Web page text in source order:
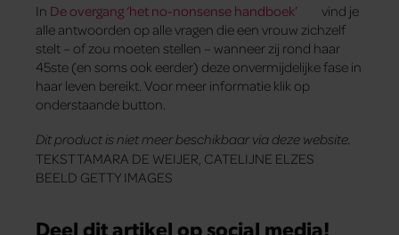
In De overgang ‘het no-nonsense handboek’
vind je
alle antwoorden op alle vragen die een vrouw zichzelf
stelt – of zou moeten stellen – wanneer zij rond haar
45ste (en soms ook eerder) deze onvermijdelijke fase in
haar leven bereikt. Voor meer informatie klik op
onderstaande button.
Dit product is niet meer beschikbaar via deze website.
TEKST TAMARA DE WEIJER, CATELIJNE ELZES
BEELD GETTY IMAGES
Deel dit artikel op social media!